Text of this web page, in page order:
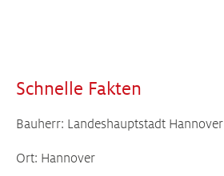
Schnelle Fakten
Bauherr: Landeshauptstadt Hannover
Ort: Hannover